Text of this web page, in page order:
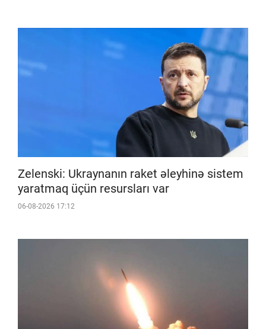
Zelenski: Ukraynanın raket əleyhinə sistem
yaratmaq üçün resursları var
06-08-2026 17:12